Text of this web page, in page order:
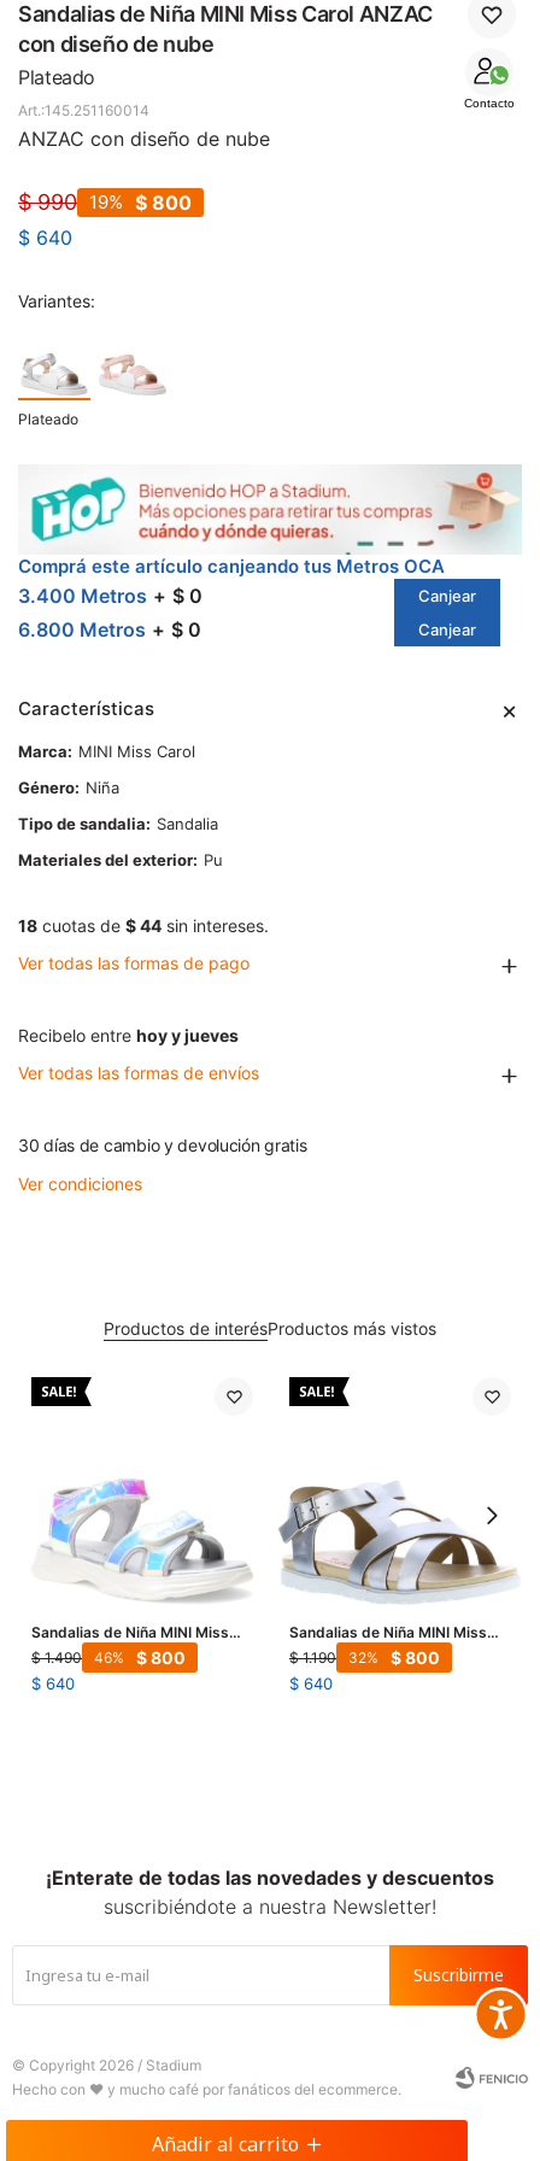
Sandalias de Niña MINI Miss Carol ANZAC
con diseño de nube
Plateado
Contacto
145.251160014
ANZAC con diseño de nube
$ 990 $ 800
19
$ 640
Variantes:
Plateado
Añadir al carrito
Comprá este artículo canjeando tus Metros OCA
3.400 Metros $ 0 Canjear
6.800 Metros $ 0 Canjear
Características
Marca
MINI Miss Carol
Género
Niña
Tipo de sandalia
Sandalia
Materiales del exterior
Pu
18 cuotas de $ 44 sin intereses.
Ver todas las formas de pago
Recibelo entre hoy y jueves
Ver todas las formas de envíos
30 días de cambio y devolución gratis
Ver condiciones
Productos de interésProductos más vistos
Sandalias de Niña MINI Miss
Carol PRAIRE metalizada -
Plateado
$ 1.490 $800
46
$ 640
Sandalias de Niña MINI Miss
Carol MARY cruzada -
Plateado
$ 1.190 $800
32
$ 640
¡Enterate de todas las novedades y descuentos
suscribiéndote a nuestra Newsletter!
Suscribirme
© Copyright 2026 / Stadium